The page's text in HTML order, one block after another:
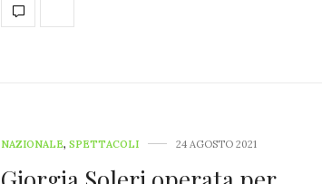
NAZIONALE, SPETTACOLI 24 AGOSTO 2021